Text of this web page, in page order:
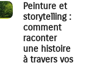
Peinture et
storytelling :
comment
raconter
une histoire
à travers vos